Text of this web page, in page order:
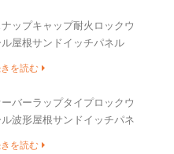
ップキャップ耐火ロックウ
屋根サンドイッチパネル
を読む
バーラップタイプロックウ
波形屋根サンドイッチパネ
を読む